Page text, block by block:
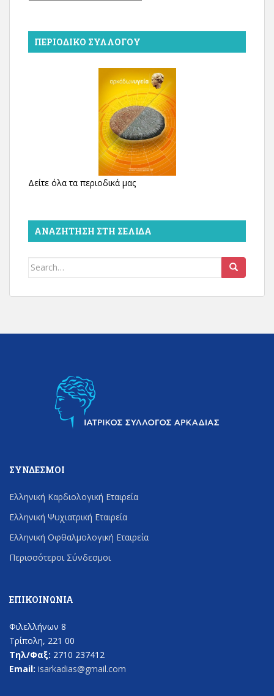
ΠΕΡΙΟΔΙΚΌ ΣΥΛΛΌΓΟΥ
Δείτε όλα τα περιοδικά μας
ΑΝΑΖΉΤΗΣΗ ΣΤΗ ΣΕΛΊΔΑ
Search
ΣΎΝΔΕΣΜΟΙ
Ελληνική Καρδιολογική Εταιρεία
Ελληνική Ψυχιατρική Εταιρεία
Ελληνική Οφθαλμολογική Εταιρεία
Περισσότεροι Σύνδεσμοι
ΕΠΙΚΟΙΝΩΝΊΑ
Φιλελλήνων 8
Τρίπολη, 221 00
Τηλ/Φαξ: 2710 237412
Email: isarkadias@gmail.com